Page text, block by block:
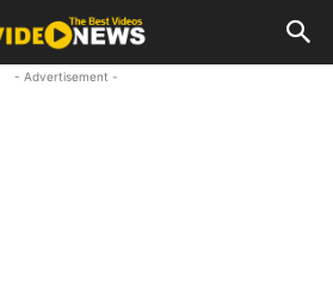
- Advertisement -